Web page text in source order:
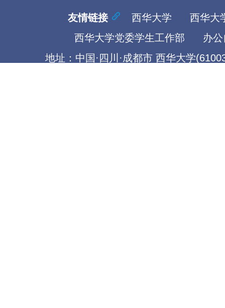
友情链接 西华大学
西华大
西华大学党委学生工作部
办
地址：中国·四川·成都市 西华大学